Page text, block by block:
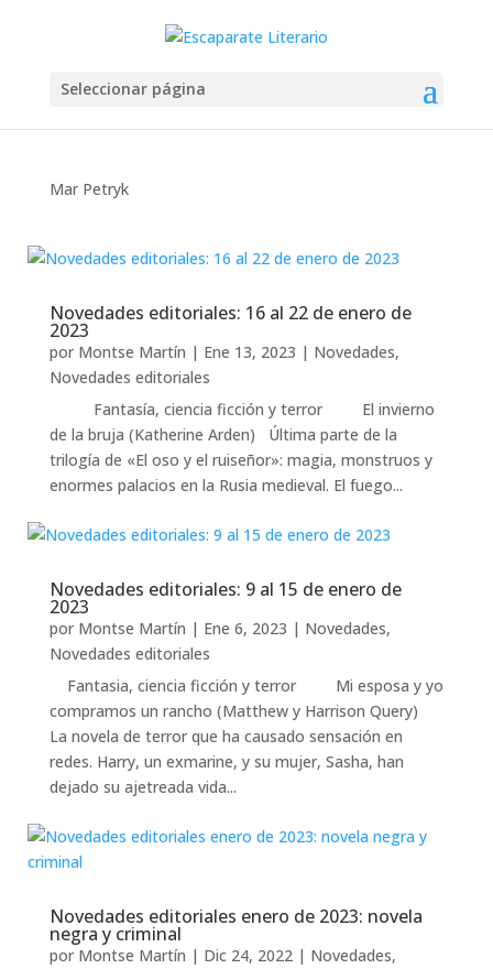
Seleccionar página
Mar Petryk
Novedades editoriales: 16 al 22 de enero de
2023
por Montse Martín | Ene 13, 2023 | Novedades,
Novedades editoriales
Fantasía, ciencia ficción y terror El invierno
de la bruja (Katherine Arden) Última parte de la
trilogía de «El oso y el ruiseñor»: magia, monstruos y
enormes palacios en la Rusia medieval. El fuego...
Novedades editoriales: 9 al 15 de enero de
2023
por Montse Martín | Ene 6, 2023 | Novedades,
Novedades editoriales
Fantasia, ciencia ficción y terror Mi esposa y yo
compramos un rancho (Matthew y Harrison Query)
La novela de terror que ha causado sensación en
redes. Harry, un exmarine, y su mujer, Sasha, han
dejado su ajetreada vida...
Novedades editoriales enero de 2023: novela
negra y criminal
por Montse Martín | Dic 24, 2022| Novedades,